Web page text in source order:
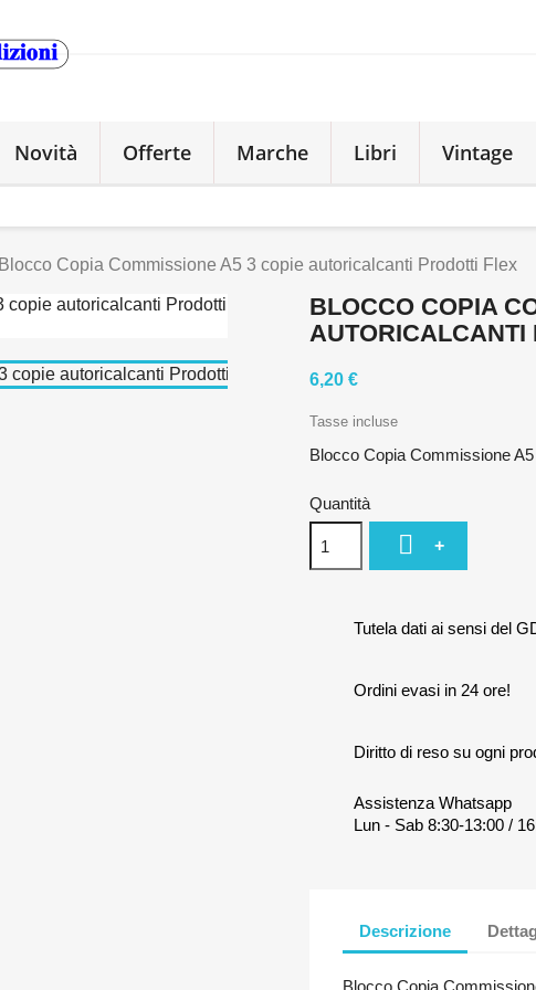
Novità Offerte Marche Libri Vintage
Blocco Copia Commissione A5 3 copie autoricalcanti Prodotti Flex
BLOCCO COPIA
AUTORICALCANTI
6,20 €
Tasse incluse
Blocco Copia Commissione
Quantità
 +
Tutela dati ai sensi del
Ordini evasi in 24 ore!
Diritto di reso su ogni
Assistenza Whatsapp
Lun - Sab 8:30-13:00 /
Descrizione
Blocco Copia